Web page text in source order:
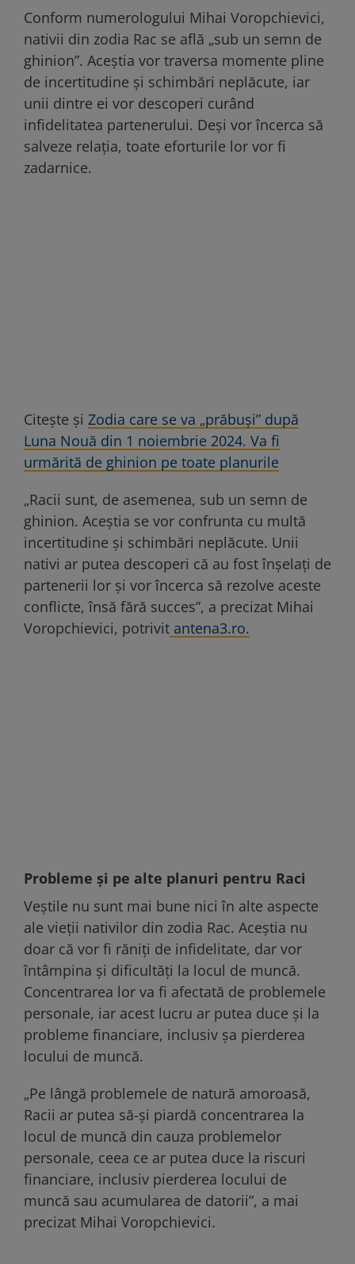
Conform numerologului Mihai Voropchievici,
nativii din zodia Rac se află „sub un semn de
ghinion”. Aceștia vor traversa momente pline
de incertitudine și schimbări neplăcute, iar
unii dintre ei vor descoperi curând
infidelitatea partenerului. Deși vor încerca să
salveze relația, toate eforturile lor vor fi
zadarnice.
Citește și Zodia care se va „prăbuși” după
Luna Nouă din 1 noiembrie 2024. Va fi
urmărită de ghinion pe toate planurile
„Racii sunt, de asemenea, sub un semn de
ghinion. Aceștia se vor confrunta cu multă
incertitudine și schimbări neplăcute. Unii
nativi ar putea descoperi că au fost înșelați de
partenerii lor și vor încerca să rezolve aceste
conflicte, însă fără succes”, a precizat Mihai
Voropchievici, potrivit antena3.ro.
Probleme și pe alte planuri pentru Raci
Veștile nu sunt mai bune nici în alte aspecte
ale vieții nativilor din zodia Rac. Aceștia nu
doar că vor fi răniți de infidelitate, dar vor
întâmpina și dificultăți la locul de muncă.
Concentrarea lor va fi afectată de problemele
personale, iar acest lucru ar putea duce și la
probleme financiare, inclusiv șa pierderea
locului de muncă.
„Pe lângă problemele de natură amoroasă,
Racii ar putea să-și piardă concentrarea la
locul de muncă din cauza problemelor
personale, ceea ce ar putea duce la riscuri
financiare, inclusiv pierderea locului de
muncă sau acumularea de datorii”, a mai
precizat Mihai Voropchievici.